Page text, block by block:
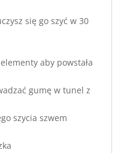
się go szyć w 30
aby powstała
gumę w tunel z
szycia szwem